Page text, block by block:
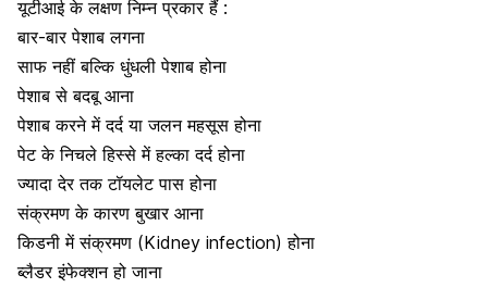
यूटीआई के लक्षण निम्न प्रकार हैं :
बार-बार पेशाब लगना
साफ नहीं बल्कि धुंधली पेशाब होना
पेशाब से बदबू आना
पेशाब करने में दर्दया जलन महसूस होना
पेट के निचले हिस्से में हल्का दर्द होना
ज्यादा देर तक टॉयलेट पास होना
संक्रमण के कारणबुखारआना
किडनी में संक्रमण (Kidney infection) होना
ब्लैडर इंफेक्शन हो जाना